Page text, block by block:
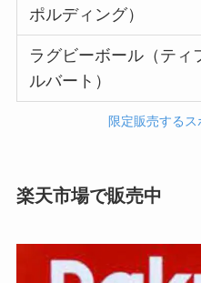
ポルディング）
ラグビーボール（ティ
ルバート）
限定販売する
楽天市場で販売中